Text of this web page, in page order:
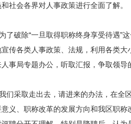
社会各界对人事政策进行全面了解。
了破除“一旦取得职称终身享受待遇”
传各类人事政策、法规，利用各类
事局专题办公，听取汇报，争取领导
们采取走出去，请进来的办法，在
义、职称改革的发展方向和我区职